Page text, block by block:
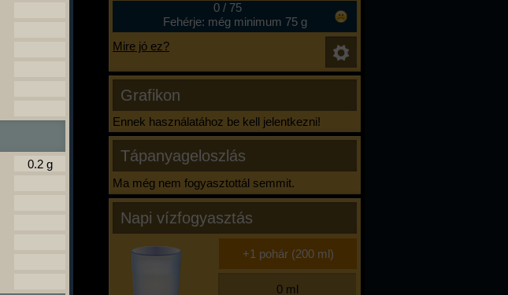
0/ 75
Fehérje: még minimum 75 g
Mire jó ez?
Grafikon
Ennek használatához be kell jelentkezni!
Tápanyageloszlás
Ma még nem fogyasztottál semmit.
Napi vízfogyasztás